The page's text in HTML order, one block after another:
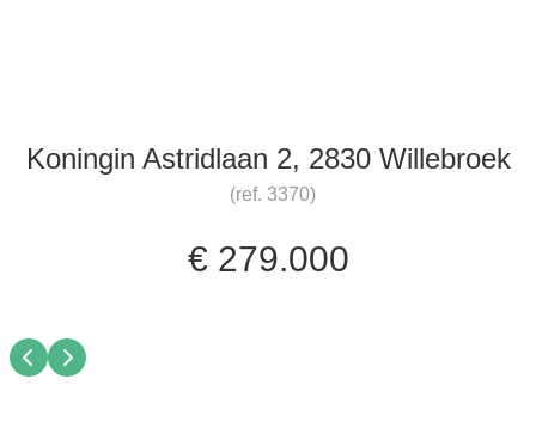
Koningin Astridlaan 2, 2830 Willebroek
(ref. 3370)
€ 279.000